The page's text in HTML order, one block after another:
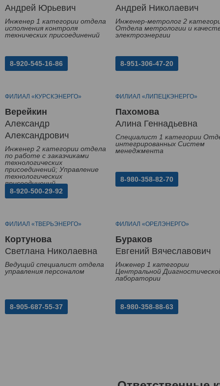
Андрей Юрьевич
Инженер 1 категории отдела
исполнения контроля
технических присоединений
8-920-545-16-86
Андрей Николаевич
Инженер-метролог 2
Отдела метрологии и
электроэнергии
8-951-306-47-20
ФИЛИАЛ «КУРСКЭНЕРГО»
Верейкин
Александр
Александрович
Инженер 2 категории отдела
по работе с заказчиками
технологических
присоединений; Управление
технологических
присоединений
8-920-500-29-92
ФИЛИАЛ «ЛИПЕЦКЭНЕРГО»
Пахомова
Алина Геннадьевна
Специалист 1 категории
интегрированных Систем
менеджмента
8-980-358-82-70
ФИЛИАЛ «ТВЕРЬЭНЕРГО»
Кортунова
Светлана Николаевна
Ведущий специалист отдела
управления персоналом
8-905-687-55-37
ФИЛИАЛ «ОРЕЛЭНЕРГО»
Бураков
Евгений Вячеславович
Инженер 1 категории
Центральной
лаборатории
8-980-358-88-63